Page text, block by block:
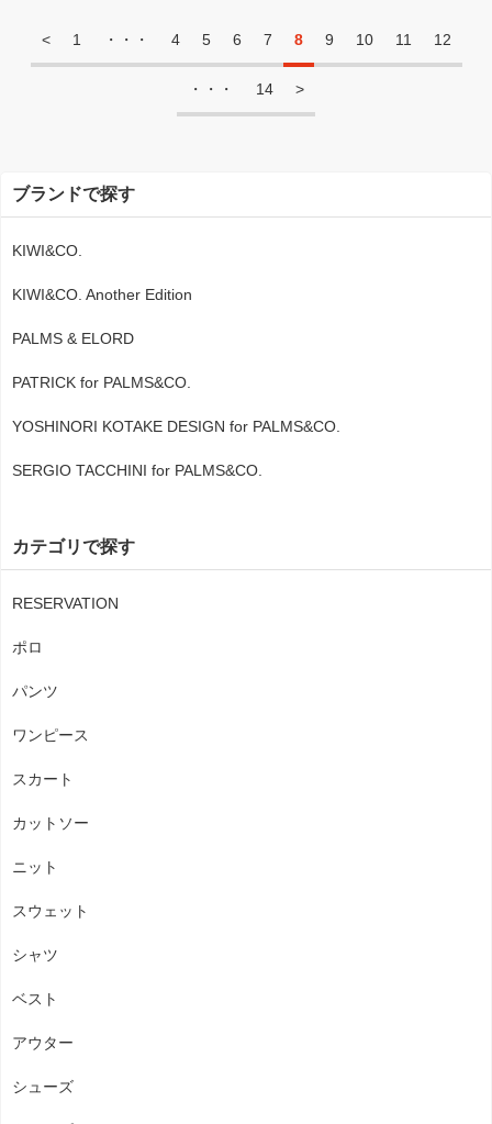
< 1 ・・・ 4 5 6 7 8 9 10 11 12
・・・ 14 >
ブランドで探す
KIWI&CO.
KIWI&CO. Another Edition
PALMS & ELORD
PATRICK for PALMS&CO.
YOSHINORI KOTAKE DESIGN for PALMS&CO.
SERGIO TACCHINI for PALMS&CO.
カテゴリで探す
RESERVATION
ポロ
パンツ
ワンピース
スカート
カットソー
ニット
スウェット
シャツ
ベスト
アウター
シューズ